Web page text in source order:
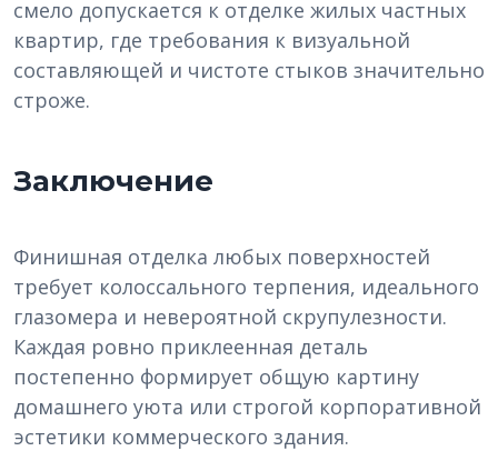
смело допускается к отделке жилых частных
квартир, где требования к визуальной
составляющей и чистоте стыков значительно
строже.
Заключение
Финишная отделка любых поверхностей
требует колоссального терпения, идеального
глазомера и невероятной скрупулезности.
Каждая ровно приклеенная деталь
постепенно формирует общую картину
домашнего уюта или строгой корпоративной
эстетики коммерческого здания.